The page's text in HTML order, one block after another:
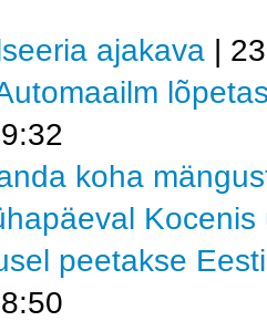
ajakava |
koha
peetakse